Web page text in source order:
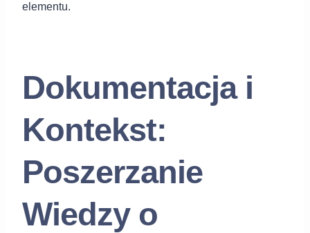
elementu.
Dokumentacja i
Kontekst:
Poszerzanie
Wiedzy o